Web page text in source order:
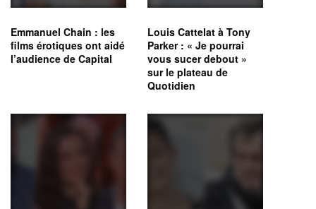
Emmanuel Chain : les
films érotiques ont aidé
l’audience de Capital
Louis Cattelat à Tony
Parker : « Je pourrai
vous sucer debout »
sur le plateau de
Quotidien